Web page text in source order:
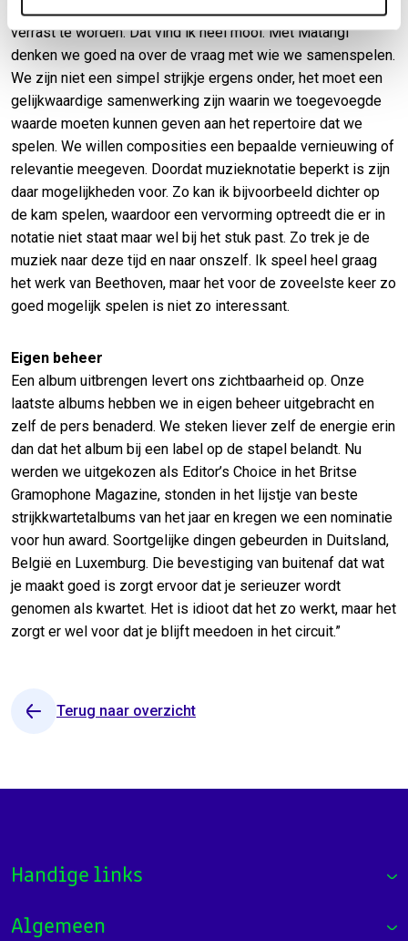
nieuwsgierig naar wat wij gaan doen en vinden het leuk
verrast te worden. Dat vind ik heel mooi. Met Matangi
denken we goed na over de vraag met wie we samenspelen.
We zijn niet een simpel strijkje ergens onder, het moet een
gelijkwaardige samenwerking zijn waarin we toegevoegde
waarde moeten kunnen geven aan het repertoire dat we
spelen. We willen composities een bepaalde vernieuwing of
relevantie meegeven. Doordat muzieknotatie beperkt is zijn
daar mogelijkheden voor. Zo kan ik bijvoorbeeld dichter op
de kam spelen, waardoor een vervorming optreedt die er in
notatie niet staat maar wel bij het stuk past. Zo trek je de
muziek naar deze tijd en naar onszelf. Ik speel heel graag
het werk van Beethoven, maar het voor de zoveelste keer zo
goed mogelijk spelen is niet zo interessant.
Eigen beheer
Een album uitbrengen levert ons zichtbaarheid op. Onze
laatste albums hebben we in eigen beheer uitgebracht en
zelf de pers benaderd. We steken liever zelf de energie erin
dan dat het album bij een label op de stapel belandt. Nu
werden we uitgekozen als Editor’s Choice in het Britse
Gramophone Magazine, stonden in het lijstje van beste
strijkkwartetalbums van het jaar en kregen we een nominatie
voor hun award. Soortgelijke dingen gebeurden in Duitsland,
België en Luxemburg. Die bevestiging van buitenaf dat wat
je maakt goed is zorgt ervoor dat je serieuzer wordt
genomen als kwartet. Het is idioot dat het zo werkt, maar het
zorgt er wel voor dat je blijft meedoen in het circuit.”
Terug naar overzicht
Handige links
Algemeen